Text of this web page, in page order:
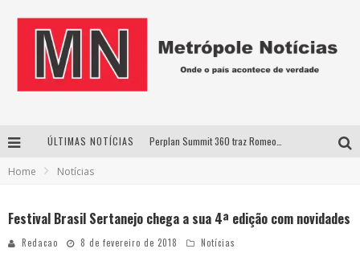
ÚLTIMAS NOTÍCIAS
Home Notícias
Festival Brasil Sertanejo chega a sua 4ª edição com novidades
Redacao 8 de fevereiro de 2018 Notícias